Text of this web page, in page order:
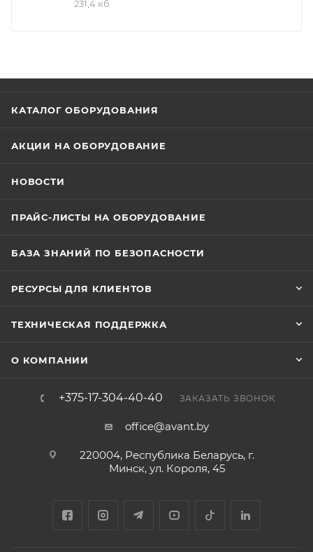
231,4 кб
КАТАЛОГ ОБОРУДОВАНИЯ
АКЦИИ НА ОБОРУДОВАНИЕ
НОВОСТИ
ПРАЙС-ЛИСТЫ НА ОБОРУДОВАНИЕ
БАЗА ЗНАНИЙ ПО БЕЗОПАСНОСТИ
РЕСУРСЫ ДЛЯ КЛИЕНТОВ
ТЕХНИЧЕСКАЯ ПОДДЕРЖКА
О КОМПАНИИ
+375-17-304-40-40 ЗАКАЗАТЬ ЗВОНОК
office@avant.by
220004, Республика Беларусь, г.
Минск, ул. Короля, 45